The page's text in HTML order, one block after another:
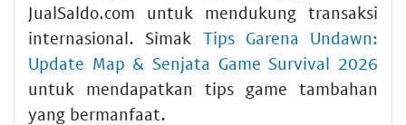
JualSaldo.com untuk mendukung transaksi
internasional. Simak Tips Garena Undawn:
Update Map & Senjata Game Survival 2026
untuk mendapatkan tips game tambahan
yang bermanfaat.